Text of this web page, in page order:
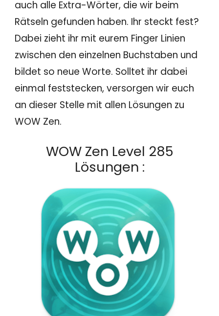
auch alle Extra-Wörter, die wir beim
Rätseln gefunden haben. Ihr steckt fest?
Dabei zieht ihr mit eurem Finger Linien
zwischen den einzelnen Buchstaben und
bildet so neue Worte. Solltet ihr dabei
einmal feststecken, versorgen wir euch
an dieser Stelle mit allen Lösungen zu
WOW Zen.
WOW Zen Level 285
Lösungen :